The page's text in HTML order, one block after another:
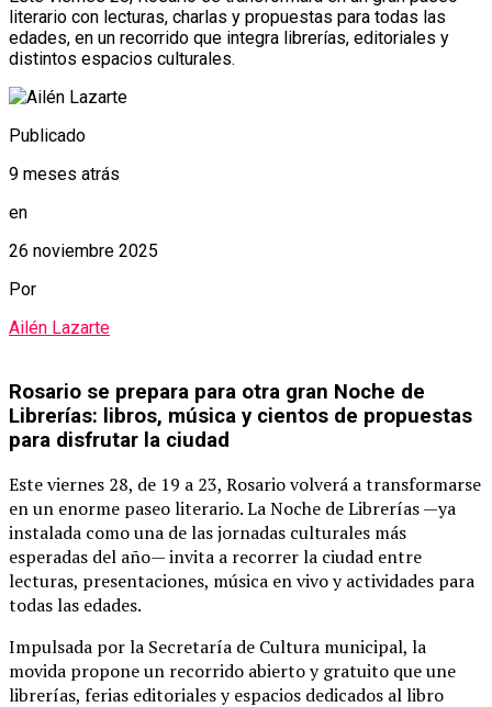
literario con lecturas, charlas y propuestas para todas las
edades, en un recorrido que integra librerías, editoriales y
distintos espacios culturales.
Publicado
9 meses atrás
en
26 noviembre 2025
Por
Ailén Lazarte
Rosario se prepara para otra gran Noche de
Librerías: libros, música y cientos de propuestas
para disfrutar la ciudad
Este viernes 28, de 19 a 23, Rosario volverá a transformarse
en un enorme paseo literario. La Noche de Librerías —ya
instalada como una de las jornadas culturales más
esperadas del año— invita a recorrer la ciudad entre
lecturas, presentaciones, música en vivo y actividades para
todas las edades.
Impulsada por la Secretaría de Cultura municipal, la
movida propone un recorrido abierto y gratuito que une
librerías, ferias editoriales y espacios dedicados al libro